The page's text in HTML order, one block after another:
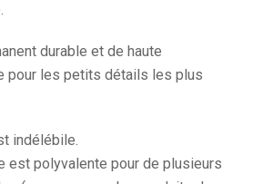
durable et de haute
pour les petits détails les plus
indélébile.
est polyvalente pour de plusieurs